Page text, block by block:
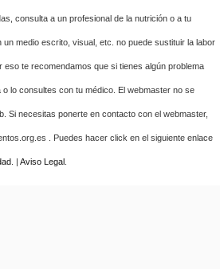
consulta a un profesional de la nutrición o a tu
medio escrito, visual, etc. no puede sustituir la labor
eso te recomendamos que si tienes algún problema
lo consultes con tu médico. El webmaster no se
Si necesitas ponerte en contacto con el webmaster,
. Puedes hacer click en el siguiente enlace
. | Aviso Legal